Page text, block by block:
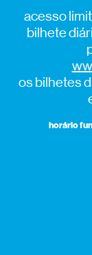
acesso
bilhete
os bilhetes
horário